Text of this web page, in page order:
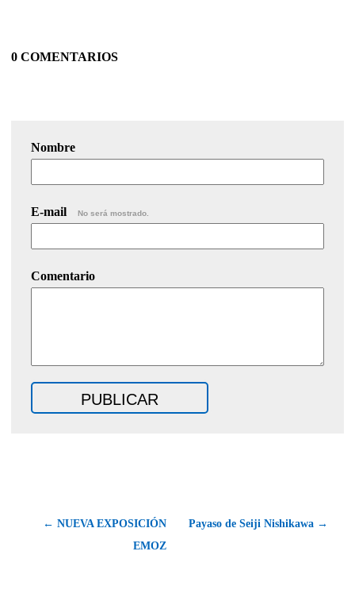
0 COMENTARIOS
Nombre
E-mail No será mostrado.
Comentario
← NUEVA EXPOSICIÓN
EMOZ
Payaso de Seiji Nishikawa →